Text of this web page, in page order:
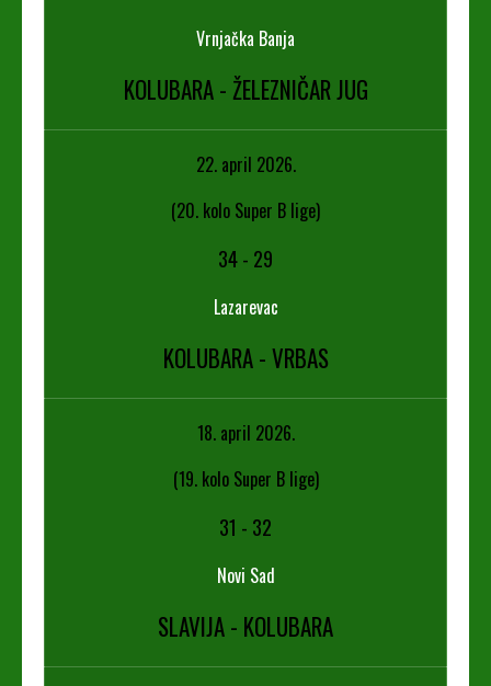
Vrnjačka Banja
KOLUBARA - ŽELEZNIČAR JUG
22. april 2026.
(20. kolo Super B lige)
34- 29
Lazarevac
KOLUBARA - VRBAS
18. april 2026.
(19. kolo Super B lige)
31 - 32
Novi Sad
SLAVIJA - KOLUBARA